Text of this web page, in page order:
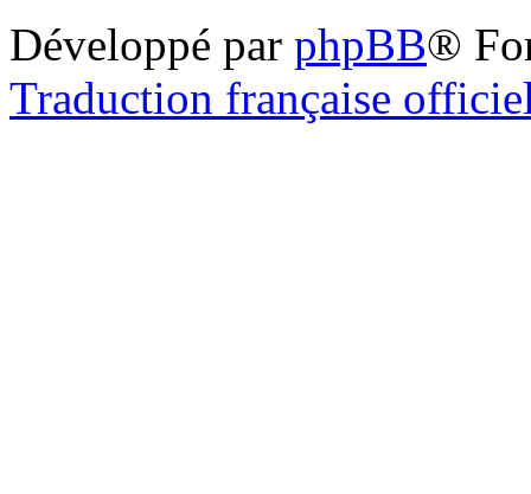
Développé par phpBB®
Traduction française